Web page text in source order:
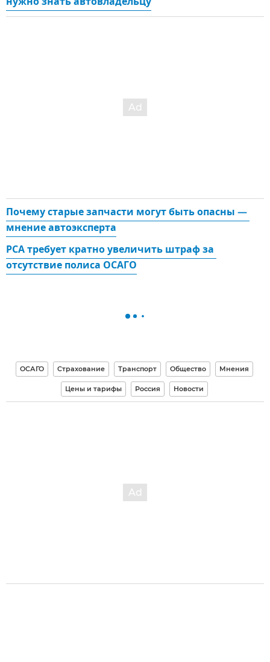
Почему старые запчасти могут быть опасны —
мнение автоэксперта
РСА требует кратно увеличить штраф за
отсутствие полиса ОСАГО
ОСАГО Страхование Транспорт Общество Мнения
Цены и тарифы Россия Новости